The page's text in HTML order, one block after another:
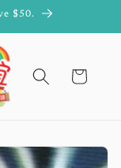
$50.
Cart